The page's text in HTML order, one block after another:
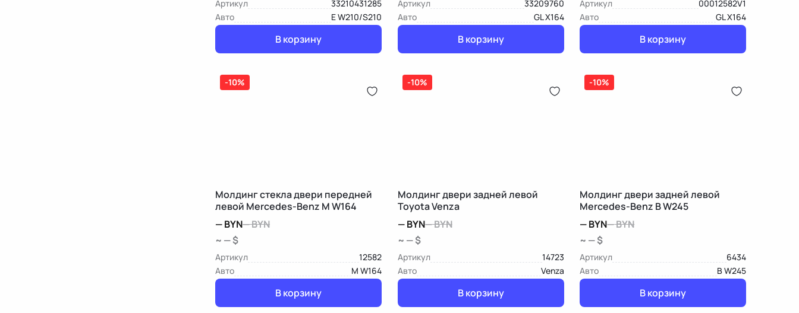
Артикул
33210431285
Авто
E W210/S210
В корзину
Артикул
33209760
Авто
GL X164
В корзину
Артикул
00012582V1
Авто
GL X164
В корзину
-10%
Молдинг стекла двери передней
левой Mercedes-Benz M W164
—BYN—BYN
~ — $
Артикул
12582
Авто
M W164
В корзину
-10%
Молдинг двери задней левой
Toyota Venza
—BYN—BYN
~ — $
Артикул
14723
Авто
Venza
В корзину
-10%
Молдинг двери задней левой
Mercedes-Benz B W245
—BYN—BYN
~ — $
Артикул
6434
Авто
B W245
В корзину